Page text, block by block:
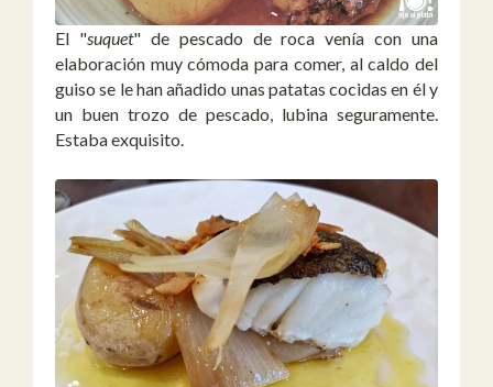
El "suquet" de pescado de roca venía con una
elaboración muy cómoda para comer, al caldo del
guiso se le han añadido unas patatas cocidas en él y
un buen trozo de pescado, lubina seguramente.
Estaba exquisito.